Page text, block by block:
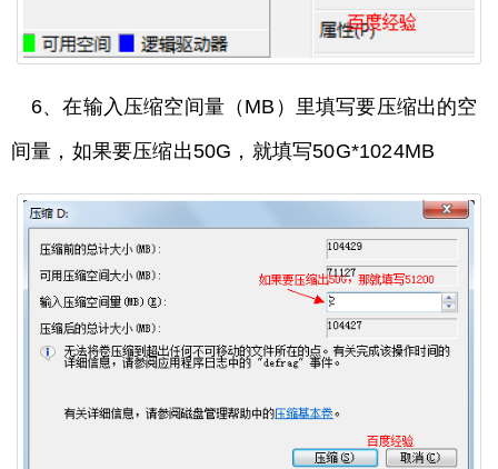
6、在输入压缩空间量（MB）里填写要压缩出的空
间量，如果要压缩出50G，就填写50G*1024MB